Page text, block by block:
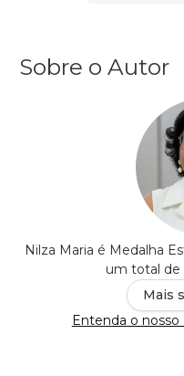
Sobre o Autor
Nilza Maria é Medalha
um total de
Mais
Entenda o